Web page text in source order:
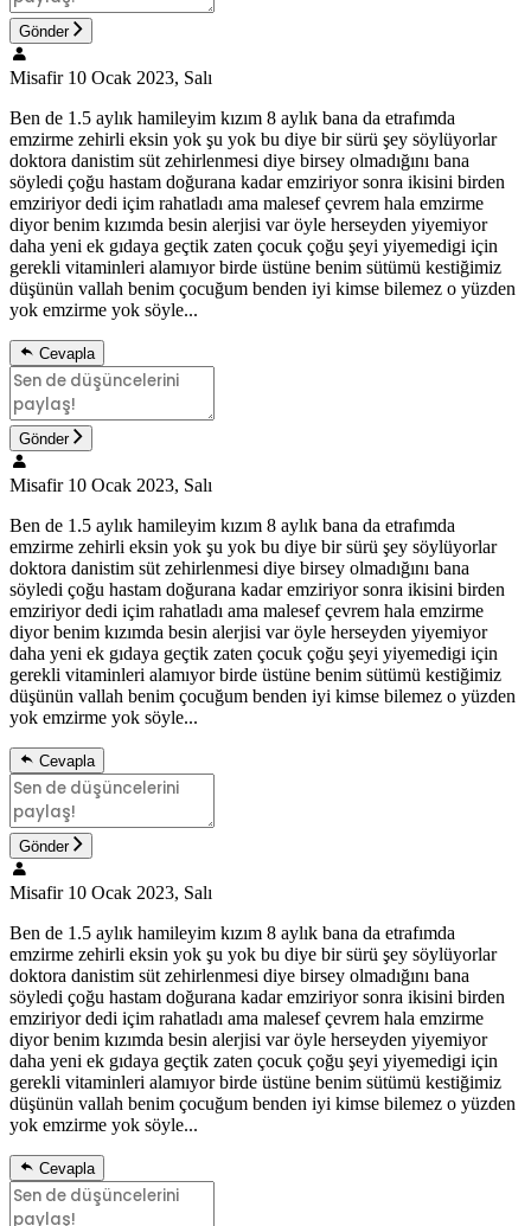
Gönder
Misafir 10 Ocak 2023, Salı
Ben de 1.5 aylık hamileyim kızım 8 aylık bana da etrafımda
emzirme zehirli eksin yok şu yok bu diye bir sürü şey söylüyorlar
doktora danistim süt zehirlenmesi diye birsey olmadığını bana
söyledi çoğu hastam doğurana kadar emziriyor sonra ikisini birden
emziriyor dedi içim rahatladı ama malesef çevrem hala emzirme
diyor benim kızımda besin alerjisi var öyle herseyden yiyemiyor
daha yeni ek gıdaya geçtik zaten çocuk çoğu şeyi yiyemedigi için
gerekli vitaminleri alamıyor birde üstüne benim sütümü kestiğimiz
düşünün vallah benim çocuğum benden iyi kimse bilemez o yüzden
yok emzirme yok söyle...
Cevapla
Gönder
Misafir 10 Ocak 2023, Salı
Ben de 1.5 aylık hamileyim kızım 8 aylık bana da etrafımda
emzirme zehirli eksin yok şu yok bu diye bir sürü şey söylüyorlar
doktora danistim süt zehirlenmesi diye birsey olmadığını bana
söyledi çoğu hastam doğurana kadar emziriyor sonra ikisini birden
emziriyor dedi içim rahatladı ama malesef çevrem hala emzirme
diyor benim kızımda besin alerjisi var öyle herseyden yiyemiyor
daha yeni ek gıdaya geçtik zaten çocuk çoğu şeyi yiyemedigi için
gerekli vitaminleri alamıyor birde üstüne benim sütümü kestiğimiz
düşünün vallah benim çocuğum benden iyi kimse bilemez o yüzden
yok emzirme yok söyle...
Cevapla
Gönder
Misafir 10 Ocak 2023, Salı
Ben de 1.5 aylık hamileyim kızım 8 aylık bana da etrafımda
emzirme zehirli eksin yok şu yok bu diye bir sürü şey söylüyorlar
doktora danistim süt zehirlenmesi diye birsey olmadığını bana
söyledi çoğu hastam doğurana kadar emziriyor sonra ikisini birden
emziriyor dedi içim rahatladı ama malesef çevrem hala emzirme
diyor benim kızımda besin alerjisi var öyle herseyden yiyemiyor
daha yeni ek gıdaya geçtik zaten çocuk çoğu şeyi yiyemedigi için
gerekli vitaminleri alamıyor birde üstüne benim sütümü kestiğimiz
düşünün vallah benim çocuğum benden iyi kimse bilemez o yüzden
yok emzirme yok söyle...
Cevapla